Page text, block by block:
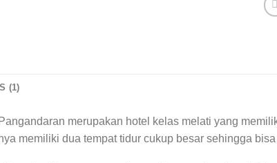
(1)
merupakan hotel kelas melati yang
memiliki dua tempat tidur cukup besar sehingga